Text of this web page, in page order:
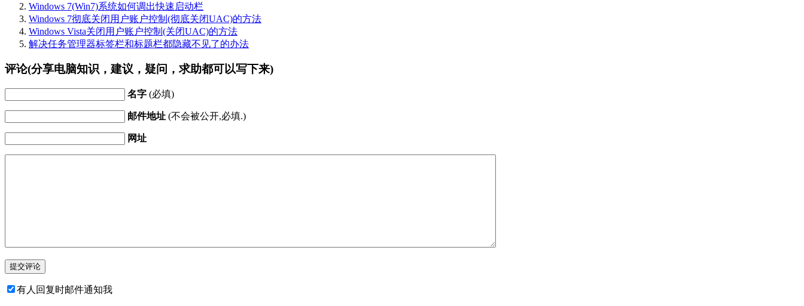
Windows 7(Win7)系统如何调出快速启动栏
Windows 7彻底关闭用户账户控制(彻底关闭UAC)的方法
Windows Vista关闭用户账户控制(关闭UAC)的方法
解决任务管理器标签栏和标题栏都隐藏不见了的办法
评论(分享电脑知识，建议，疑问，求助都可以写下来)
名字 (必填)
邮件地址 (不会被公开,必填.)
网址
有人回复时邮件通知我